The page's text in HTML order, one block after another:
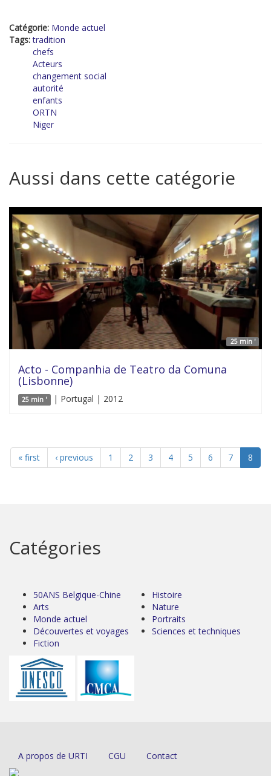
Catégorie: Monde actuel
Tags:tradition
chefs
Acteurs
changement social
autorité
enfants
ORTN
Niger
Aussi dans cette catégorie
25 min '
Acto - Companhia de Teatro da Comuna
(Lisbonne)
25 min ' | Portugal | 2012
« first ‹ previous 1 2 3 4 5 6 7 8
Catégories
50ANS Belgique-Chine
Arts
Monde actuel
Découvertes et voyages
Fiction
Histoire
Nature
Portraits
Sciences et techniques
A propos de URTI CGU Contact